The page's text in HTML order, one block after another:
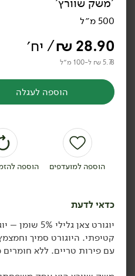
יוגורמה כבשים דלי -
המחלבה
3.87 ₪ ל-100 גרם
הוספה לסל
21.90
5% - 'חוות הבופאלו'
500 גרם
'משק שוורץ'
500 מ״ל
28.90
₪/ יח׳
5.78 ₪ ל-100 מ״ל
הוספה לעגלה
הוספה למועדפים הוספה
כדאי לדעת
יוגורט צאן
קטיפתי. היוגורט סמיך
עם פירות טריים. ללא